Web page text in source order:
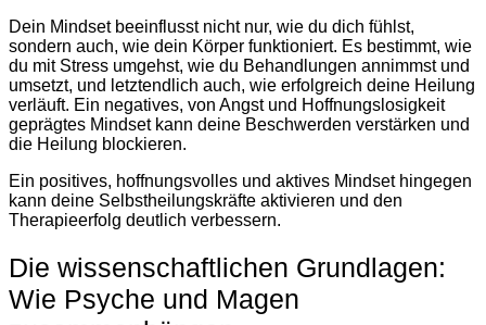
Dein Mindset beeinflusst nicht nur, wie du dich fühlst,
sondern auch, wie dein Körper funktioniert. Es bestimmt, wie
du mit Stress umgehst, wie du Behandlungen annimmst und
umsetzt, und letztendlich auch, wie erfolgreich deine Heilung
verläuft. Ein negatives, von Angst und Hoffnungslosigkeit
geprägtes Mindset kann deine Beschwerden verstärken und
die Heilung blockieren.
Ein positives, hoffnungsvolles und aktives Mindset hingegen
kann deine Selbstheilungskräfte aktivieren und den
Therapieerfolg deutlich verbessern.
Die wissenschaftlichen Grundlagen:
Wie Psyche und Magen